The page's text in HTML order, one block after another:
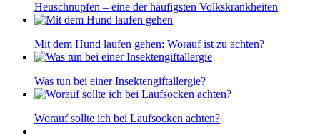
Heuschnupfen – eine der häufigsten Volkskrankheiten
Mit dem Hund laufen gehen: Worauf ist zu achten?
Was tun bei einer Insektengiftallergie?
Worauf sollte ich bei Laufsocken achten?